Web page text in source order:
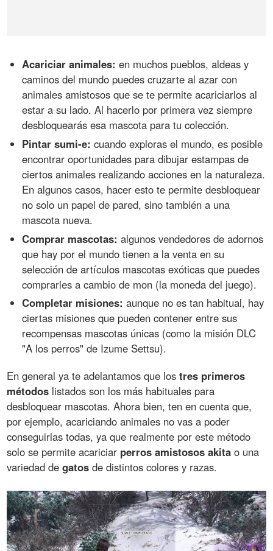
Acariciar animales: en muchos pueblos, aldeas y
caminos del mundo puedes cruzarte al azar con
animales amistosos que se te permite acariciarlos al
estar a su lado. Al hacerlo por primera vez siempre
desbloquearás esa mascota para tu colección.
Pintar sumi-e: cuando exploras el mundo, es posible
encontrar oportunidades para dibujar estampas de
ciertos animales realizando acciones en la naturaleza.
En algunos casos, hacer esto te permite desbloquear
no solo un papel de pared, sino también a una
mascota nueva.
Comprar mascotas: algunos vendedores de adornos
que hay por el mundo tienen a la venta en su
selección de artículos mascotas exóticas que puedes
comprarles a cambio de mon (la moneda del juego).
Completar misiones: aunque no es tan habitual, hay
ciertas misiones que pueden contener entre sus
recompensas mascotas únicas (como la misión DLC
"A los perros" de Izume Settsu).
En general ya te adelantamos que lostres primeros
métodos listados son los más habituales para
desbloquear mascotas. Ahora bien, ten en cuenta que,
por ejemplo, acariciando animales no vas a poder
conseguirlas todas, ya que realmente por este método
solo se permite acariciar perros amistosos akita o una
variedad degatos de distintos colores y razas.